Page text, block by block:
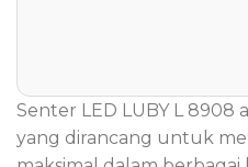
Senter LED LUBY L 8908
yang dirancang untuk